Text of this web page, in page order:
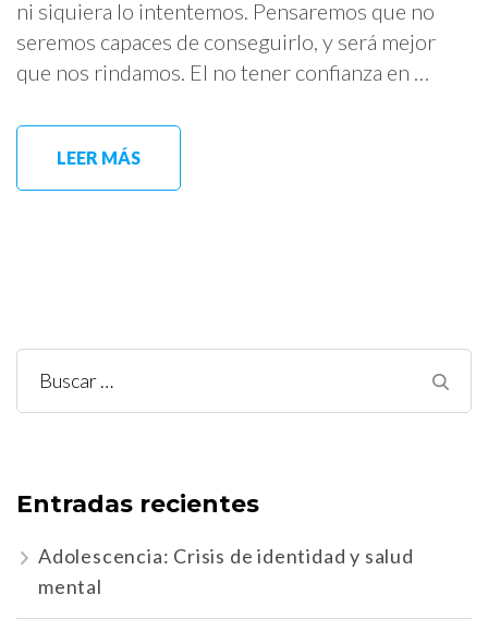
ni siquiera lo intentemos. Pensaremos que no
seremos capaces de conseguirlo, y será mejor
que nos rindamos. El no tener confianza en …
LEER MÁS
Buscar:
Entradas recientes
Adolescencia: Crisis de identidad y salud
mental